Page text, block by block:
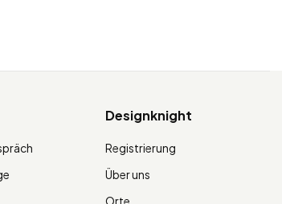
Designknight
Registrierung
Über uns
Orte